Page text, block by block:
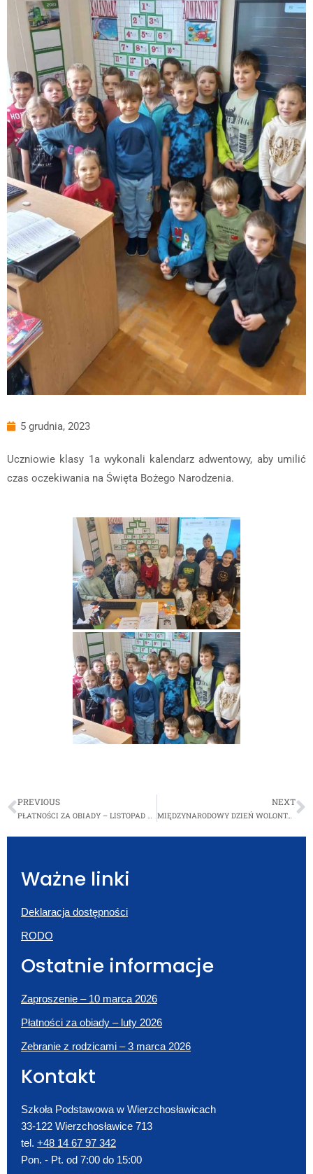
5 grudnia, 2023
Uczniowie klasy 1a wykonali kalendarz adwentowy, aby umilić
czas oczekiwania na Święta Bożego Narodzenia.
PREVIOUS NEXT
MIĘDZYNARODOWY DZIEŃ WOLONTARIUSZA
Ważne linki
Deklaracja dostępności
RODO
Ostatnie informacje
Zaproszenie – 10 marca 2026
Płatności za obiady – luty 2026
Zebranie z rodzicami – 3 marca 2026
Kontakt
Szkoła Podstawowa w Wierzchosławicach
33-122 Wierzchosławice 713
tel. +48 14 67 97 342
Pon. - Pt. od 7:00 do 15:00